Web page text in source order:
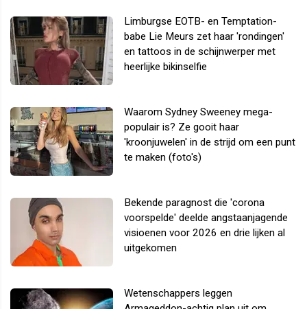
Limburgse EOTB- en Temptation-
babe Lie Meurs zet haar 'rondingen'
en tattoos in de schijnwerper met
heerlijke bikinselfie
Waarom Sydney Sweeney mega-
populair is? Ze gooit haar
'kroonjuwelen' in de strijd om een punt
te maken (foto's)
Bekende paragnost die 'corona
voorspelde' deelde angstaanjagende
visioenen voor 2026 en drie lijken al
uitgekomen
Wetenschappers leggen